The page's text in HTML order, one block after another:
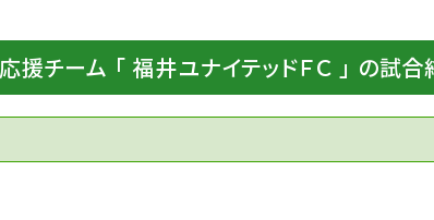
援チーム 「 福井ユナイテッドＦＣ 」 の試合